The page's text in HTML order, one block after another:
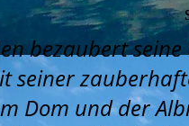
bezaubert seine
seiner
Dom und der